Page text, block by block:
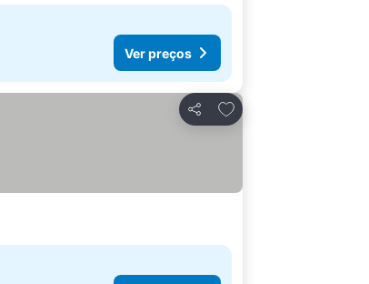
Ver preços
Partilhar
Adicionar aos favoritos